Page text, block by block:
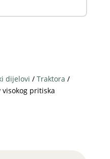
dijelovi / Traktora /
visokog pritiska